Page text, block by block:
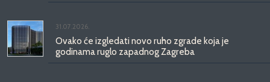
31.07.2026.
Ovako će izgledati novo ruho zgrade koja je
godinama ruglo zapadnog Zagreba